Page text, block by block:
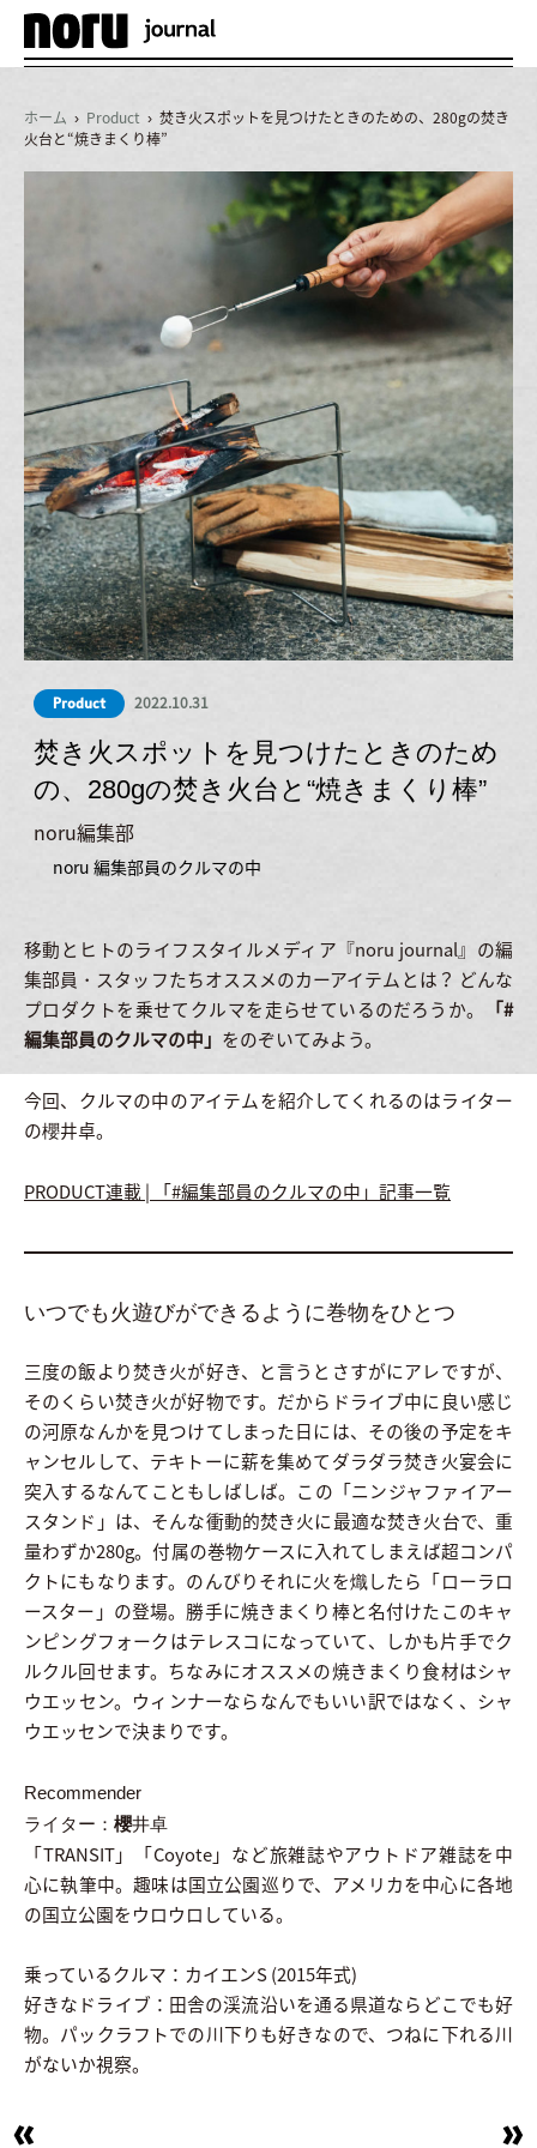
メ
ュ
ー
ホーム › Product › 焚き火スポットを見つけたときのための、280gの焚き
火台と“焼きまくり棒”
Product 2022.10.31
焚き火スポットを見つけたときのため
の、280gの焚き火台と“焼きまくり棒”
noru編集部
noru 編集部員のクルマの中
移動とヒトのライフスタイルメディア『noru journal』の編
集部員・スタッフたちオススメのカーアイテムとは？ どんな
プロダクトを乗せてクルマを走らせているのだろうか。
「#
編集部員のクルマの中」 をのぞいてみよう。
今回、クルマの中のアイテムを紹介してくれるのはライター
の櫻井卓。
PRODUCT連載 | 「#編集部員のクルマの中」記事一覧
いつでも火遊びができるように巻物をひとつ
三度の飯より焚き火が好き、と言うとさすがにアレですが、
そのくらい焚き火が好物です。だからドライブ中に良い感じ
の河原なんかを見つけてしまった日には、その後の予定をキ
ャンセルして、テキトーに薪を集めてダラダラ焚き火宴会に
突入するなんてこともしばしば。この「ニンジャファイアー
スタンド」は、そんな衝動的焚き火に最適な焚き火台で、重
量わずか280g。付属の巻物ケースに入れてしまえば超コンパ
クトにもなります。のんびりそれに火を熾したら「ローラロ
ースター」の登場。勝手に焼きまくり棒と名付けたこのキャ
ンピングフォークはテレスコになっていて、しかも片手でク
ルクル回せます。ちなみにオススメの焼きまくり食材はシャ
ウエッセン。ウィンナーならなんでもいい訳ではなく、シャ
ウエッセンで決まりです。
Recommender
ライター： 櫻井卓
「TRANSIT」「Coyote」など旅雑誌やアウトドア雑誌を中
心に執筆中。趣味は国立公園巡りで、アメリカを中心に各地
の国立公園をウロウロしている。
乗っているクルマ：カイエンS (2015年式)
好きなドライブ：田舎の渓流沿いを通る県道ならどこでも好
物。パックラフトでの川下りも好きなので、つねに下れる川
がないか視察。